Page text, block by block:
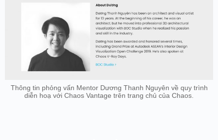
Thông tin phỏng vấn Mentor Dương Thanh Nguyên về quy trình
diễn hoạ với Chaos Vantage trên trang chủ của Chaos.